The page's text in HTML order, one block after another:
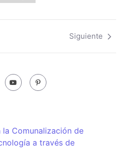
Siguiente
la Comunalización de
a través de